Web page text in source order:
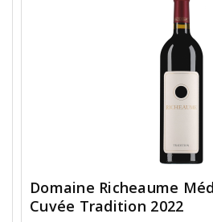
Domaine Richeaume
Cuvée Tradition 2022